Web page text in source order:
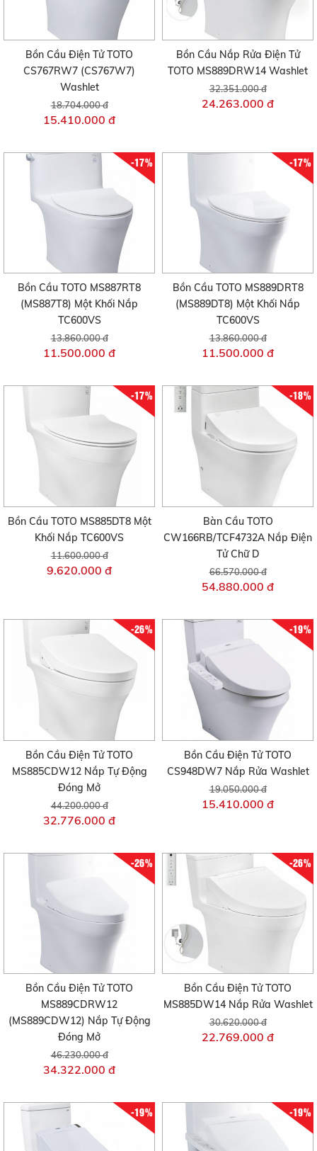
Bồn Cầu Điện Tử TOTO
CS767RW7 (CS767W7)
Washlet
18.704.000 đ
15.410.000 đ
Bồn Cầu Nắp Rửa Điện Tử
TOTO MS889DRW14 Washlet
32.351.000 đ
24.263.000 đ
-17%
Bồn Cầu TOTO MS887RT8
(MS887T8) Một Khối Nắp
TC600VS
13.860.000 đ
11.500.000 đ
-17%
Bồn Cầu TOTO MS889DRT8
(MS889DT8) Một Khối Nắp
TC600VS
13.860.000 đ
11.500.000 đ
-17%
Bồn Cầu TOTO MS885DT8 Một
Khối Nắp TC600VS
11.600.000 đ
9.620.000 đ
-18%
Bàn Cầu TOTO
CW166RB/TCF4732A Nắp Điện
Tử Chữ D
66.570.000 đ
54.880.000 đ
-26%
Bồn Cầu Điện Tử TOTO
MS885CDW12 Nắp Tự Động
Đóng Mở
44.200.000 đ
32.776.000 đ
-19%
Bồn Cầu Điện Tử TOTO
CS948DW7 Nắp Rửa Washlet
19.050.000 đ
15.410.000 đ
-26%
Bồn Cầu Điện Tử TOTO
MS889CDRW12
(MS889CDW12) Nắp Tự Động
Đóng Mở
46.230.000 đ
34.322.000 đ
-26%
Bồn Cầu Điện Tử TOTO
MS885DW14 Nắp Rửa Washlet
30.620.000 đ
22.769.000 đ
-19% -19%